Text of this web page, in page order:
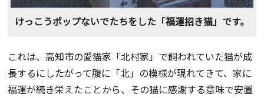
けっこうポップないでたちをした「福運招き猫」です。
これは、高知市の愛猫家「北村家」で飼われていた猫が成
長するにしたがって腹に「北」の模様が現れてきて、家に
福運が続き栄えたことから、その猫に感謝する意味で安置